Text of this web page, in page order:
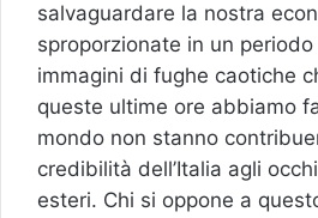
salvaguardare la nostra
sproporzionate in un
immagini di fughe caotiche
queste ultime ore abbiamo
mondo non stanno
credibilità dell’Italia agli
esteri. Chi si oppone a